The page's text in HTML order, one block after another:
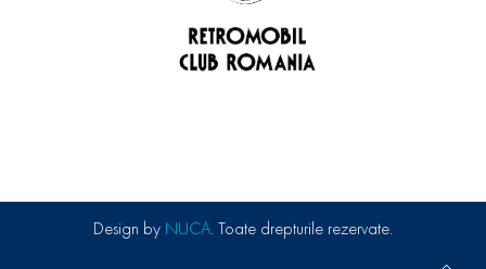
Design by NUCA. Toate drepturile rezervate.